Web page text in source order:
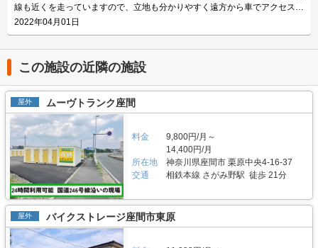
1分の距離にある原宿停留所は橋本駅へ向かうバスもありますので、車のな
い方でも便利にご利用頂けます。 主にどんな方がご利用されているのでし
ょうか？ 「オレンジコンテナ相模原原宿Part1」の周辺は戸建て住宅が並ぶ
住宅街となっていますので、こちらにお住まいの方のご利用が大半となって
います。収納して頂いているものとしては、家具や家電のほか、ご自宅で場
所を取ってしまうアウトドア用品などが主となっています。また多くの方の
生活拠点となっていることもあり、タイヤの収納先としてもご利用頂いてい
ます。車で2分ほどの距離には「オレンジコンテナ相模原久保沢」があり、
こちらは法人のお客様にも人気の施設です。こちらの「オレンジコンテナ相
模原久保沢」が満室の場合などは、「オレンジコンテナ相模原原宿Part1」
へのご案内も可能です。 セキュリティや安全面について教えてください。
コンテナの各収納スペースは、ドイツ製の頑丈な南京錠によって施錠されて
います。前面道路は車通りの多い国道ですので、夜間帯でも明るく、人目も
ありますので安心してご利用頂けます。こちらの店舗でも使用しているコン
テナは、断熱材を使用し、通気口も設置しておりますので、夏場であっても
内部の温度は一定程度に抑えることが出来ます。また、施設内のコンテナは
全て平置きとなっておりますので、荷物をもって階段を昇り降りするがない
ため、安全にご利用頂けます。なお、巡回も月に2度行っておりますので、
いつでも清潔な環境で快適にご利用頂けます。 費用や契約について教えて
ください。 「オレンジコンテナ相模原原宿Part1」の収納スペースは、0.8
帖から4.0帖までの5つのサイズとなっており、月額4,400円～23,100円(税
込)の価格帯でご利用頂けます。またバイク収納スペースは4.0帖で、月額
線も近くを走っていますので、立地も分かりやすく遠方から車でアクセスす
る場合も便利です。 運営会社はアパルトマンホールディングス株式会社。
2003年に関西圏からスタートさせた「オレンジコンテナ」は2022年3月現
マンホールディングス株式会社が運営している「オレンジコンテナ高槻
Part10」の特長や利用用途などをご紹介します。 「オレンジコンテナ高槻
Part10」の特長を教えてください。 「オレンジコンテナ高槻Part10」では
コンテナを全て平置きし、それぞれの間隔も広く取っておりますので、車で
進入・横付けしやすい構造になっています。そのため、大きい荷物や重ため
の荷物などの運搬も簡単に行える施設です。また使用しているコンテナは建
築確認を取っておりますので、大切な荷物も安心して収納して頂けます。当
施設が所在する大阪府高槻市はコンテナなどの収納スペースのニーズが非常
に高いエリアでもあります。 主にどんな方がご利用されているのでしょう
か？ 周囲は戸建ての住宅が広がる住宅街となっています。そのため、そち
らにお住いのお客様が季節物の衣類や家具・家電などを保管しています。ま
た、近年人気のキャンプ用品などご自宅に保管すると場所を取ってしまうも
のなどの収納スペースとしてもご利用頂いております。そのほか、法人のお
客様に資材や建材、書類などの保管場所としてもご活用頂いております。府
道や国道など大きな道路に近いという立地からバイク収納スペースも人気で
す。 セキュリティや安全面について教えてください。 「オレンジコンテナ
高槻Part10」は月2回の巡回を実施し、敷地内の掃除や点検、備品のチェッ
クなどを行っています。またコンテナにはドイツ製の頑丈な鍵を使用してお
2022年04月01日
この施設の近隣の施設
屋外 ムーヴトランク座間
料金
9,800円/月～
14,400円/月
所在地
神奈川県座間市 栗原中央4-16-37
交通
相鉄本線 さがみ野駅 徒歩 21分
屋外 バイクストレージ座間市東原